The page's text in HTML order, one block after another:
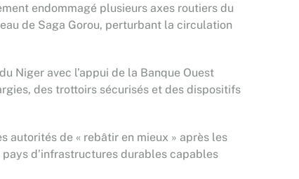
endommagé plusieurs axes routiers du
de Saga Gorou, perturbant la circulation
Niger avec l’appui de la Banque Ouest
des trottoirs sécurisés et des dispositifs
autorités de « rebâtir en mieux » après les
d’infrastructures durables capables